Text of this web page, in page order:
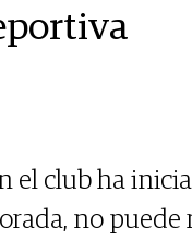
el club ha
no puede